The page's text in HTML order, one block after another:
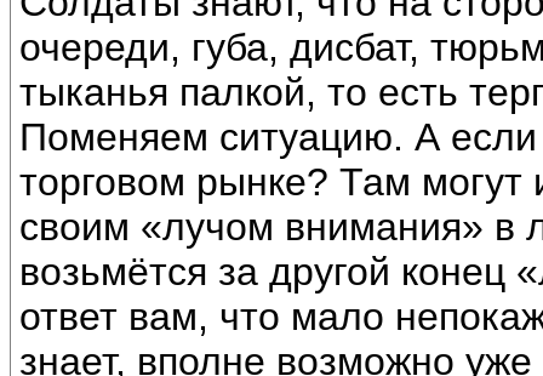
очереди, губа, дисбат,
тыканья палкой, то есть
Поменяем ситуацию. А
торговом рынке? Там могут
своим «лучом внимания» в
возьмётся за другой конец
ответ вам, что мало
знает, вполне возможно